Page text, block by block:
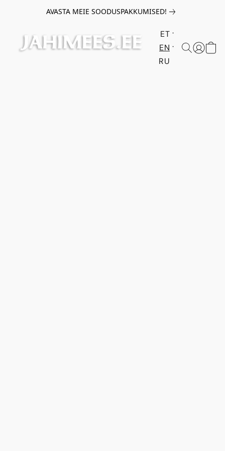
AVASTA MEIE SOODUSPAKKUMISED!
ET
EN
RU